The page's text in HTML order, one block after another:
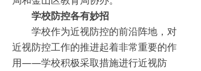
学校防控各有妙招
学校作为近视防控的前沿阵地，对
近视防控工作的推进起着非常重要的作
用——学校积极采取措施进行近视防